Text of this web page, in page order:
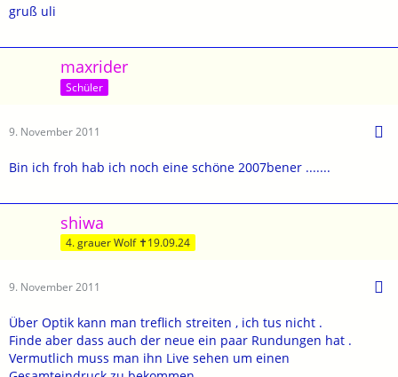
gruß uli
maxrider
Schüler
9. November 2011
Bin ich froh hab ich noch eine schöne 2007bener .......
shiwa
4. grauer Wolf ✝19.09.24
9. November 2011
Über Optik kann man treflich streiten , ich tus nicht .
Finde aber dass auch der neue ein paar Rundungen hat .
Vermutlich muss man ihn Live sehen um einen